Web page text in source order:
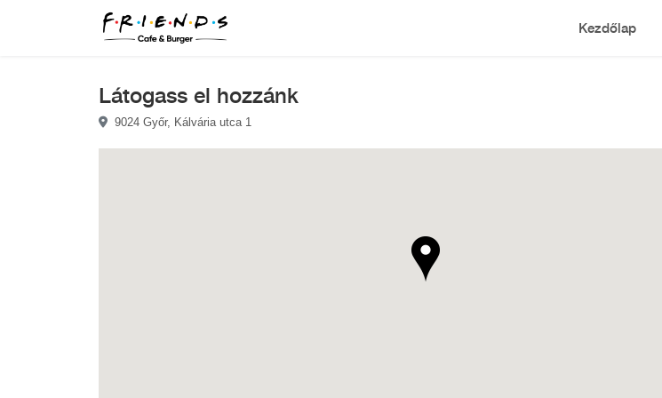
Kezdőlap
Látogass el hozzánk
9024 Győr, Kálvária utca 1